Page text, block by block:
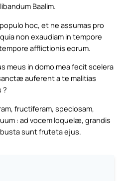
Baalim.
hoc, et ne assumas pro
non exaudiam in tempore
afflictionis eorum.
meus in domo mea fecit scelera
auferent a te malitias
?
fructiferam, speciosam,
: ad vocem loquelæ, grandis
sunt fruteta ejus.